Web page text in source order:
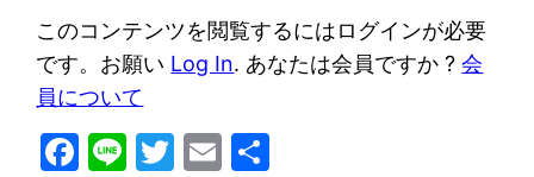
このコンテンツを閲覧するにはログインが必要
です。お願い Log In. あなたは会員ですか ?会
員について
Facebook
LineTwitter
Email